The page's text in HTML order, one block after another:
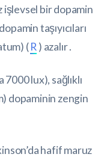
işlevsel bir dopamin
taşıyıcıları
(R) azalır .
lux), sağlıklı
dopaminin zengin
hafif maruz